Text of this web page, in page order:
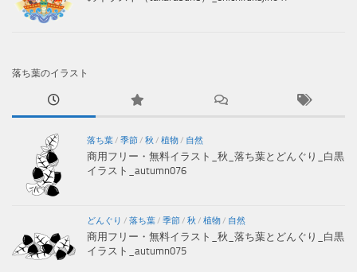
落ち葉のイラスト
落ち葉/ 季節/ 秋 / 植物/ 自然
商用フリー・無料イラスト_秋_落ち葉とどんぐり_白黒
イラスト_autumn076
どんぐり / 落ち葉/ 季節/ 秋 / 植物/ 自然
商用フリー・無料イラスト_秋_落ち葉とどんぐり_白黒
イラスト_autumn075